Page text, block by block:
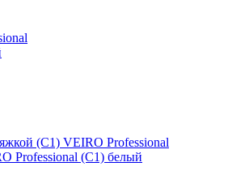
Professional (C1) белый